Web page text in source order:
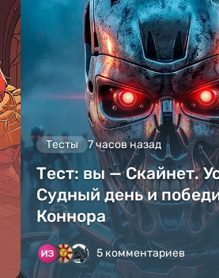
Тесты 7 часов назад
Тест: вы — Скайнет.
Судный день и
Коннора
5 комментариев